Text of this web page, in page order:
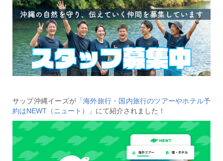
サップ沖縄イーズが 「海外旅行・国内旅行のツアーやホテル予
約はNEWT（ニュート）」 にて紹介されました！